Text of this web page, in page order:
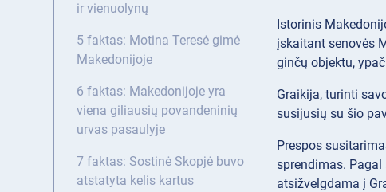
ir vienuolynų
5 faktas: Motina Teresė gimė
Makedonijoje
6 faktas: Makedonijoje yra
viena giliausių povandeninių
urvas pasaulyje
7 faktas: Sostinė Skopjė buvo
atstatyta kelis kartus
Istorinis
įskaitant senovės
ginčų objektu,
Graikija, turinti
susijusių su šio
Prespos
sprendimas.
atsižvelgdama į